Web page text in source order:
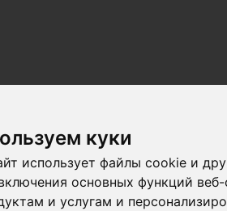
куки
использует файлы cookie и
основных функций веб-
и услугам и